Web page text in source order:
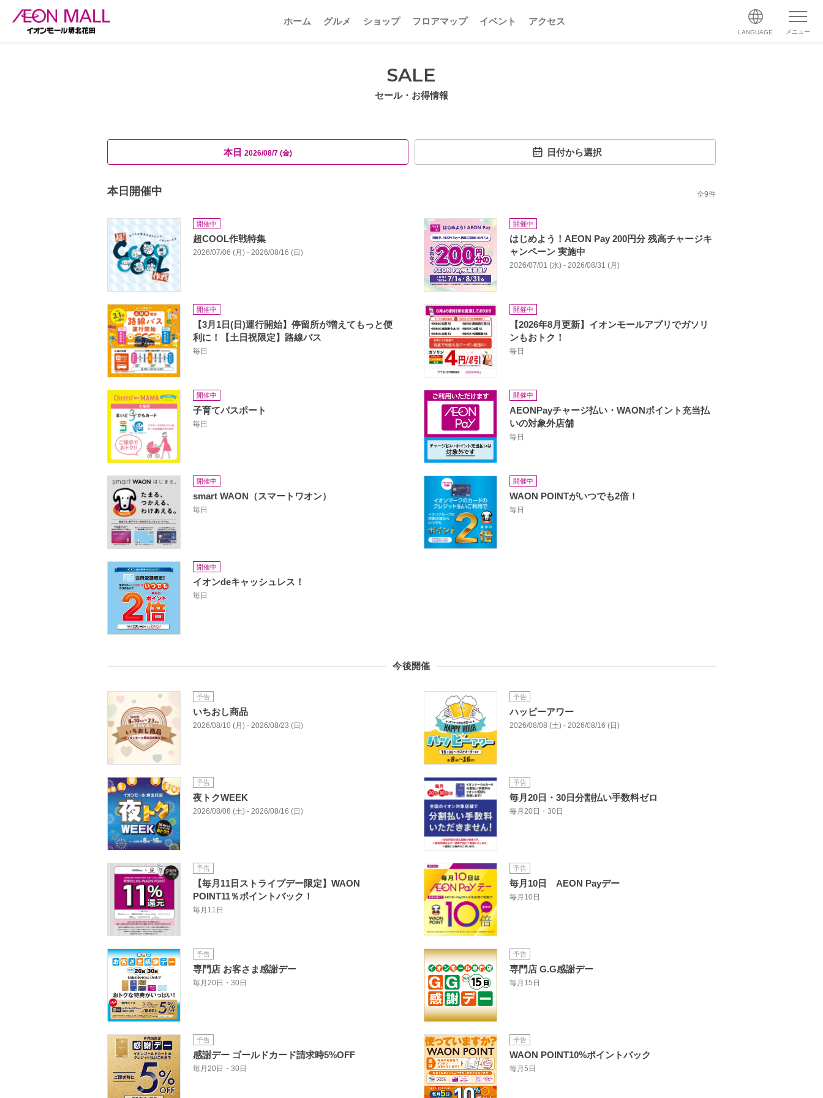
ホーム グルメ ショップ フロアマップ イベント アクセス
LANGUAGE メニュー
SALE
セール・お得情報
本日 2026/08/7 (金) 日付から選択
本日開催中 全9件
開催中
超COOL作戦特集
2026/07/06 (月) - 2026/08/16 (日)
開催中
はじめよう！AEON Pay 200円分 残高チャージキ
ャンペーン 実施中
2026/07/01 (水) - 2026/08/31 (月)
開催中
【3月1日(日)運行開始】停留所が増えてもっと便
利に！【土日祝限定】路線バス
毎日
開催中
【2026年8月更新】イオンモールアプリでガソリ
ンもおトク！
毎日
開催中
子育てパスポート
毎日
開催中
AEONPayチャージ払い・WAONポイント充当払
いの対象外店舗
毎日
開催中
smart WAON（スマートワオン）
毎日
開催中
WAON POINTがいつでも2倍！
毎日
開催中
イオンdeキャッシュレス！
毎日
今後開催
予告
いちおし商品
2026/08/10 (月) - 2026/08/23 (日)
予告
ハッピーアワー
2026/08/08 (土) - 2026/08/16 (日)
予告
夜トクWEEK
2026/08/08 (土) - 2026/08/16 (日)
予告
毎月20日・30日分割払い手数料ゼロ
毎月20日・30日
予告
【毎月11日ストライプデー限定】WAON
POINT11％ポイントバック！
毎月11日
予告
毎月10日 AEON Payデー
毎月10日
予告
専門店 お客さま感謝デー
毎月20日・30日
予告
専門店 G.G感謝デー
毎月15日
予告
感謝デー ゴールドカード請求時5%OFF
毎月20日・30日
予告
WAON POINT10%ポイントバック
毎月5日